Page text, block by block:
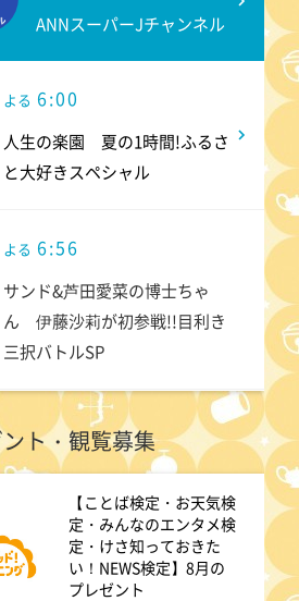
ANNスーパーJチャンネル
よる 6:00
人生の楽園 夏の1時間!ふるさ
と大好きスペシャル
よる 6:56
サンド&芦田愛菜の博士ちゃ
ん 伊藤沙莉が初参戦!!目利き
三択バトルSP
よる 8:00
池上彰のニュースそうだったの
か!! 池上流映像ショーSP
よる 8:54
ト・観覧募集
【ことば検定・お天気検
定・みんなのエンタメ検
定・けさ知っておきた
い！NEWS検定】8月の
プレゼント